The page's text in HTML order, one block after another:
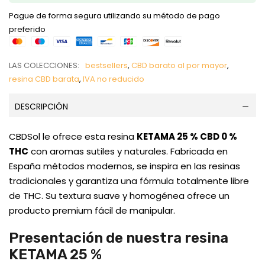
Pague de forma segura utilizando su método de pago
preferido
LAS COLECCIONES: bestsellers, CBD barato al por mayor,
resina CBD barata, IVA no reducido
DESCRIPCIÓN
CBDSol le ofrece esta resina KETAMA 25 % CBD 0 %
THC con aromas sutiles y naturales. Fabricada en
España métodos modernos, se inspira en las resinas
tradicionales y garantiza una fórmula totalmente libre
de THC. Su textura suave y homogénea ofrece un
producto premium fácil de manipular.
Presentación de nuestra resina
KETAMA 25 %